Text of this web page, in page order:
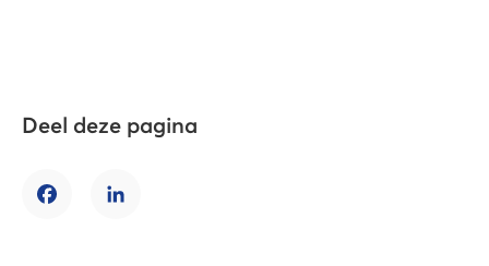
Deel deze pagina
FacebookLinkedIn